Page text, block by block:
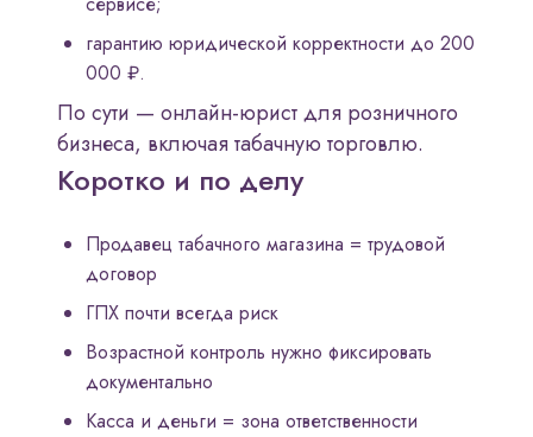
гарантию юридической корректности до 200
000 ₽.
По сути — онлайн-юрист для розничного
бизнеса, включая табачную торговлю.
Коротко и по делу
Продавец табачного магазина = трудовой
договор
ГПХ почти всегда риск
Возрастной контроль нужно фиксировать
документально
Касса и деньги = зона ответственности